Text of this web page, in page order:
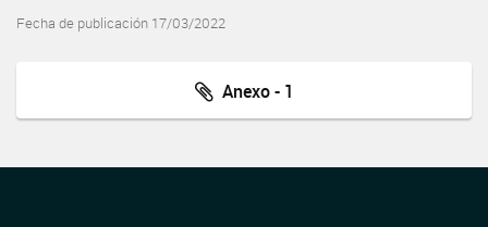
Fecha de publicación 17/03/2022
Anexo - 1